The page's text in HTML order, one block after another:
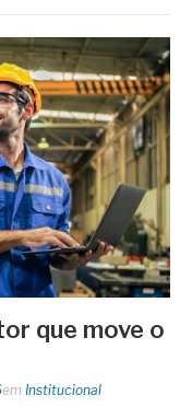
que move o
em Institucional